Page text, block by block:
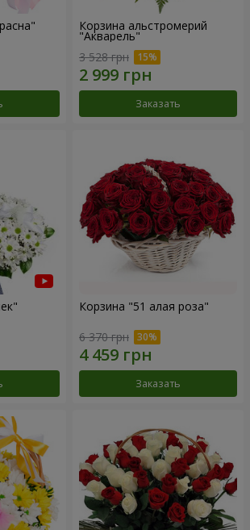
Корзина альстромерий
"Акварель"
3 528 грн
Заказать
Корзина "51 алая роза"
6 370 грн
Заказать